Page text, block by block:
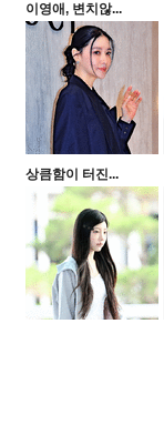
이영애, 변치않...
상큼함이 터진...